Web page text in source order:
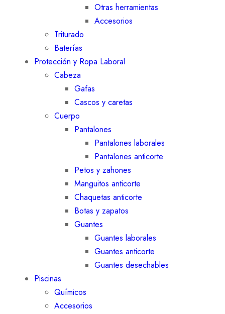
Otras herramientas
Accesorios
Triturado
Baterías
Protección y Ropa Laboral
Cabeza
Gafas
Cascos y caretas
Cuerpo
Pantalones
Pantalones laborales
Pantalones anticorte
Petos y zahones
Manguitos anticorte
Chaquetas anticorte
Botas y zapatos
Guantes
Guantes laborales
Guantes anticorte
Guantes desechables
Piscinas
Químicos
Accesorios